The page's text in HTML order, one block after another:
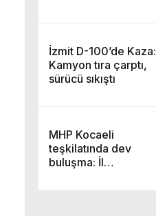
İzmit D-100’de Kaza:
Kamyon tıra çarptı,
sürücü sıkıştı
MHP Kocaeli
teşkilatında dev
buluşma: İl